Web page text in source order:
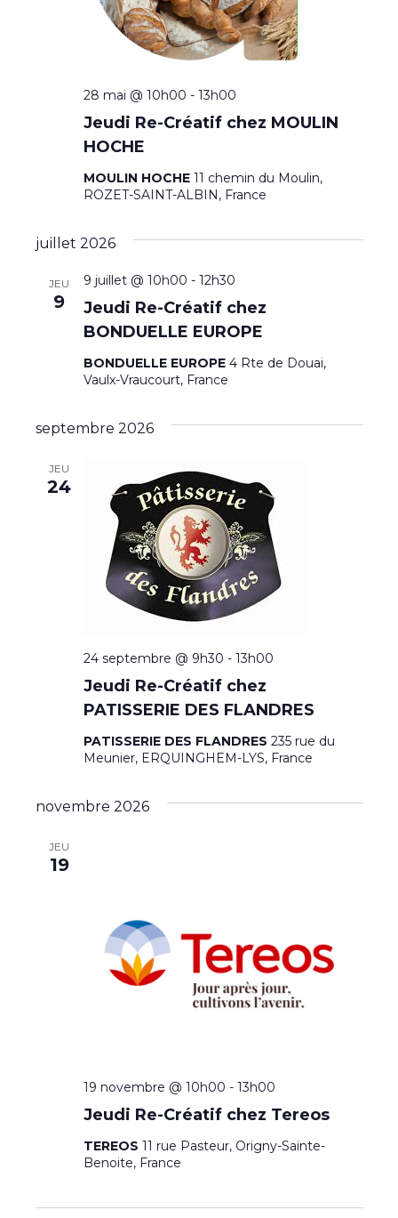
Jeudi Re-Créatif chez MOULIN
HOCHE
28 mai @ 10h00 - 13h00
MOULIN HOCHE 11 chemin du Moulin,
ROZET-SAINT-ALBIN, France
juillet 2026
JEU
9
Jeudi Re-Créatif chez
BONDUELLE EUROPE
9 juillet @ 10h00 - 12h30
BONDUELLE EUROPE 4 Rte de Douai,
Vaulx-Vraucourt, France
septembre 2026
JEU
24
Jeudi Re-Créatif chez
PATISSERIE DES FLANDRES
24 septembre @ 9h30 - 13h00
PATISSERIE DES FLANDRES 235 rue du
Meunier, ERQUINGHEM-LYS, France
novembre 2026
JEU
19
Jeudi Re-Créatif chez Tereos
19 novembre @ 10h00 - 13h00
TEREOS 11 rue Pasteur, Origny-Sainte-
Benoite, France